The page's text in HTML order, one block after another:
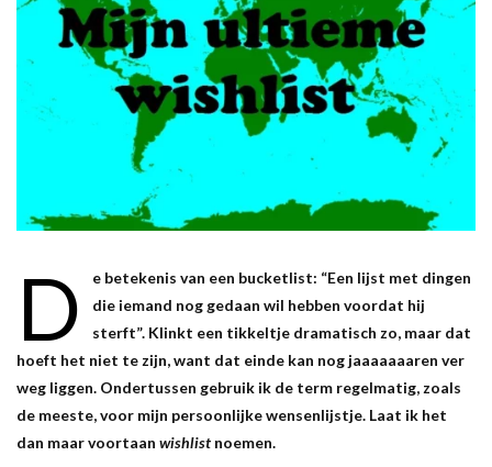
D
e betekenis van een bucketlist: “Een lijst met dingen
die iemand nog gedaan wil hebben voordat hij
sterft”. Klinkt een tikkeltje dramatisch zo, maar dat
hoeft het niet te zijn, want dat einde kan nog jaaaaaaaren ver
weg liggen. Ondertussen gebruik ik de term regelmatig, zoals
de meeste, voor mijn persoonlijke wensenlijstje. Laat ik het
dan maar voortaan wishlist noemen.